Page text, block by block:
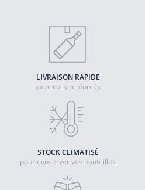
LIVRAISON RAPIDE
avec colis renforcés
STOCK CLIMATISÉ
pour conserver vos bouteilles